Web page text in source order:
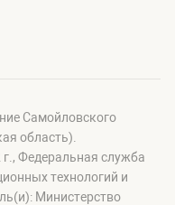
Самойловского
область).
Федеральная служба
технологий и
Министерство